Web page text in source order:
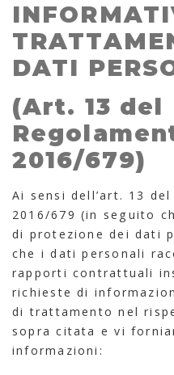
DATI
(Art. 13 del
2016/679)
Ai sensi dell’art. 13
2016/679 (in seguito
di protezione dei dati
che i dati personali
rapporti contrattuali
richieste di
di trattamento nel
sopra citata e vi
informazioni: